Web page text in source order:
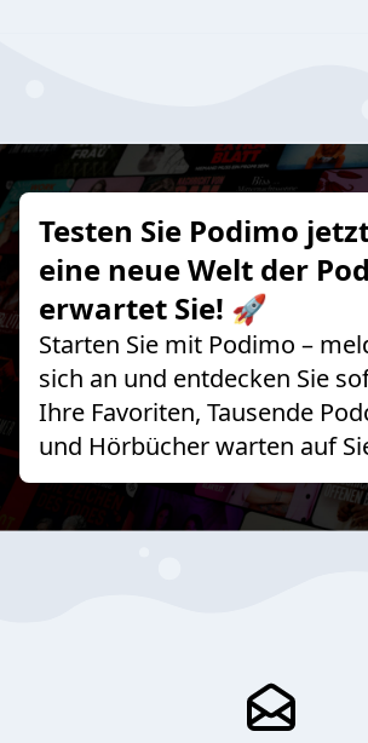
Testen Sie Podimo
eine neue Welt der
erwartet Sie! 🚀
Starten Sie mit Podimo –
sich an und entdecken Sie
Ihre Favoriten, Tausende
und Hörbücher warten auf